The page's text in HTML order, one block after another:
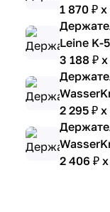
1 870 ₽
Leine K-
3 188 ₽
2 295 ₽
2 406 ₽